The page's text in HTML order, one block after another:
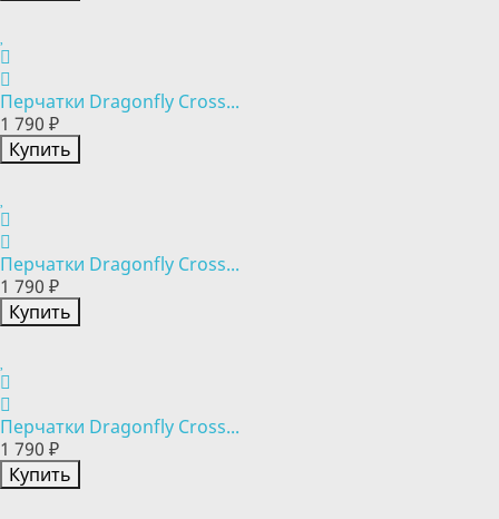
Перчатки Dragonfly Cross...
1 790 ₽
Купить
Перчатки Dragonfly Cross...
1 790 ₽
Купить
Перчатки Dragonfly Cross...
1 790 ₽
Купить